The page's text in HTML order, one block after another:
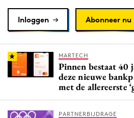
Inloggen Abonneer nu
MARTECH
Pinnen bestaat
deze nieuwe
met de allereerste
PARTNERBIJDRAGE